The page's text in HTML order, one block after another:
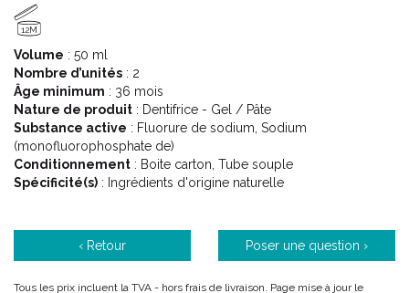
12M
Volume : 50 ml
Nombre d’unités : 2
Âge minimum : 36 mois
Nature de produit : Dentifrice - Gel / Pâte
Substance active : Fluorure de sodium, Sodium
(monofluorophosphate de)
Conditionnement : Boite carton, Tube souple
Spécificité(s) : Ingrédients d'origine naturelle
‹ Retour Poser une question ›
Tous les prix incluent la TVA - hors frais de livraison. Page mise à jour le